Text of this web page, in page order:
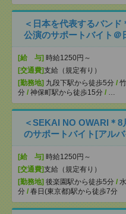
＜日本を代表するバン
公演のサポートバイト＠
[給 与] 時給1250円～
[交通費]支給（規定有り）
[勤務地] 九段下駅から徒歩5分 /
分 / 神保町駅から徒歩15分 / …
＜SEKAI NO OWARI＊
のサポートバイト[アル
[給 与] 時給1250円～
[交通費]支給（規定有り）
[勤務地] 後楽園駅から徒歩5分 /
分 / 春日(東京都)駅から徒歩7分